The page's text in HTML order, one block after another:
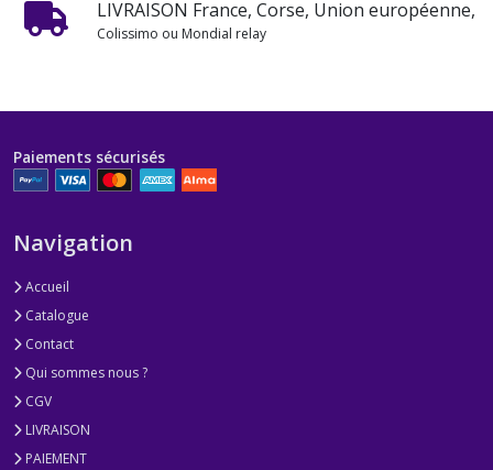
LIVRAISON France, Corse, Union européenne,
Colissimo ou Mondial relay
Paiements sécurisés
Navigation
Accueil
Catalogue
Contact
Qui sommes nous ?
CGV
LIVRAISON
PAIEMENT